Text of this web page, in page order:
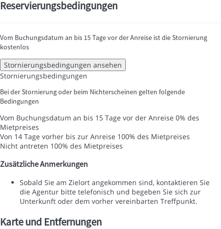
Reservierungsbedingungen
Vom Buchungsdatum an bis 15 Tage vor der Anreise ist die Stornierung
kostenlos
Stornierungsbedingungen ansehen
Stornierungsbedingungen
Bei der Stornierung oder beim Nichterscheinen gelten folgende
Bedingungen
Vom Buchungsdatum an bis 15 Tage vor der Anreise 0% des
Mietpreises
Von 14 Tage vorher bis zur Anreise 100% des Mietpreises
Nicht antreten 100% des Mietpreises
Zusätzliche Anmerkungen
Sobald Sie am Zielort angekommen sind, kontaktieren Sie
die Agentur bitte telefonisch und begeben Sie sich zur
Unterkunft oder dem vorher vereinbarten Treffpunkt.
Karte und Entfernungen